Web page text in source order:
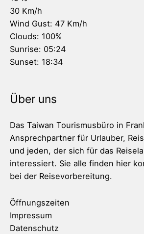
30 Km/h
Wind Gust: 47 Km/h
Clouds: 100%
Sunrise: 05:24
Sunset: 18:34
Über uns
Das Taiwan Tourismusbüro in
Ansprechpartner für Urlauber,
und jeden, der sich für das
interessiert. Sie alle finden hier
bei der Reisevorbereitung.
Öffnungszeiten
Impressum
Datenschutz